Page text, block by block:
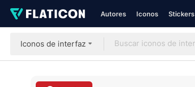
Autores Iconos Stickers
Iconos de interfaz